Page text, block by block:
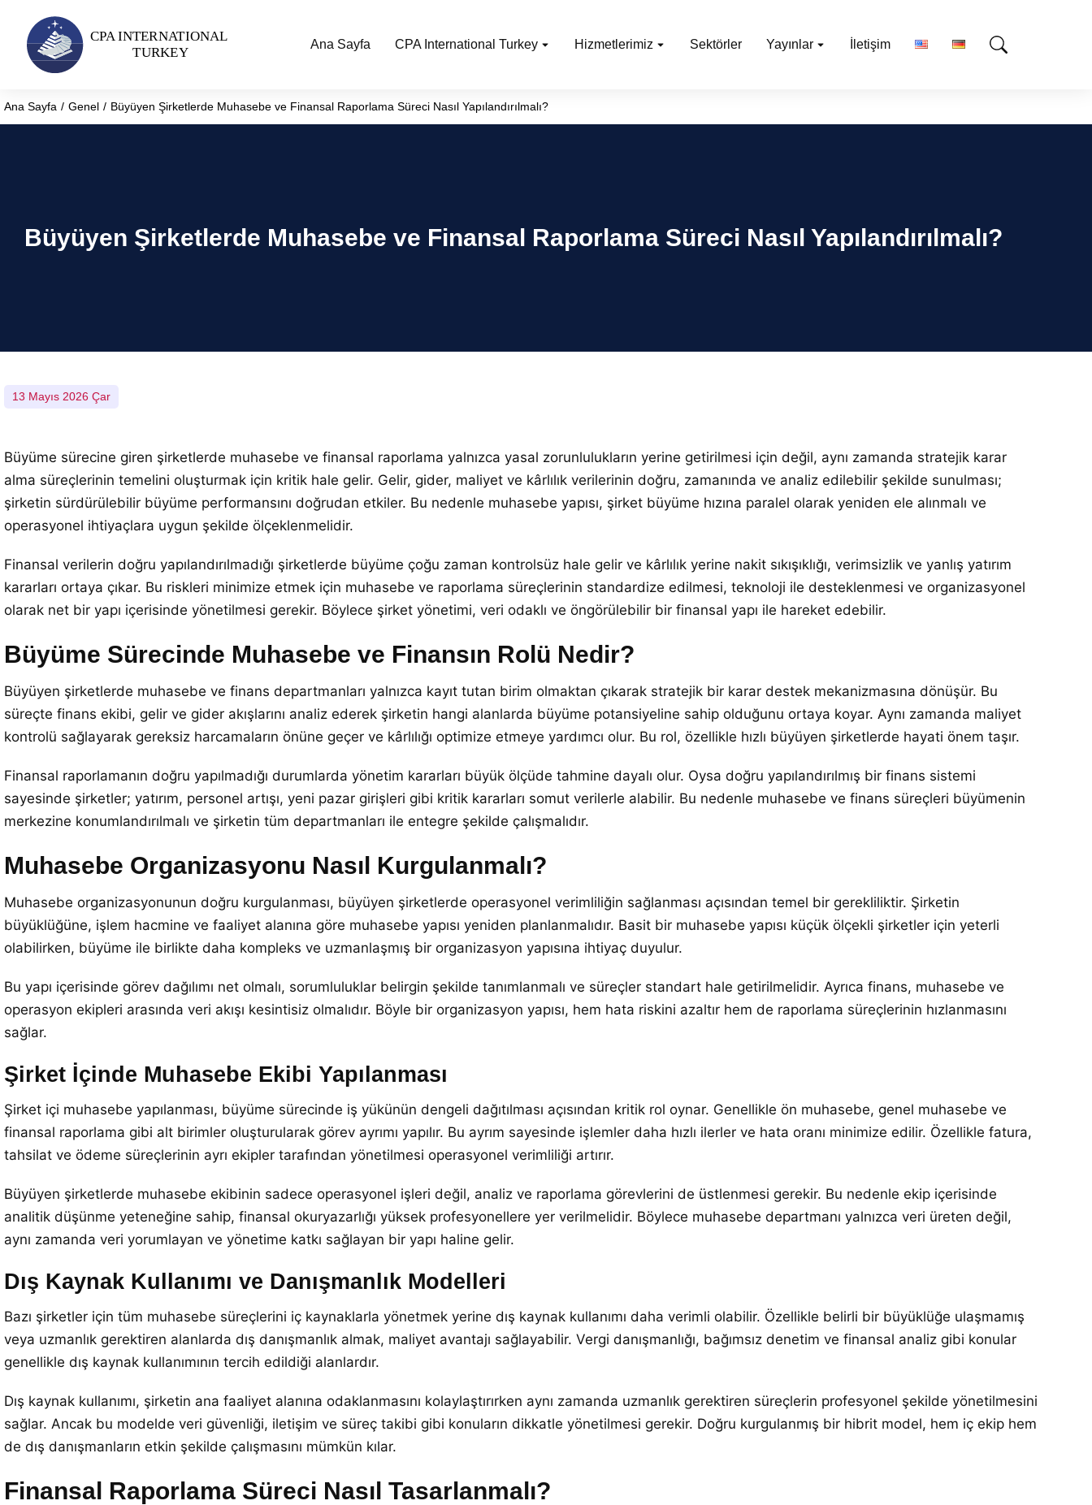
Ana Sayfa CPA International Turkey Hizmetlerimiz Sektörler Yayınlar İletişim
You are here:
Ana Sayfa Genel Büyüyen Şirketlerde Muhasebe ve Finansal Raporlama Süreci Nasıl Yapılandırılmalı?
Büyüyen Şirketlerde Muhasebe ve Finansal Raporlama Süreci Nasıl Yapılandırılmalı?
13 Mayıs 2026 Çar
Büyüme sürecine giren şirketlerde muhasebe ve finansal raporlama yalnızca yasal zorunlulukların yerine getirilmesi için değil, aynı zamanda stratejik karar
alma süreçlerinin temelini oluşturmak için kritik hale gelir. Gelir, gider, maliyet ve kârlılık verilerinin doğru, zamanında ve analiz edilebilir şekilde sunulması;
şirketin sürdürülebilir büyüme performansını doğrudan etkiler. Bu nedenle muhasebe yapısı, şirket büyüme hızına paralel olarak yeniden ele alınmalı ve
operasyonel ihtiyaçlara uygun şekilde ölçeklenmelidir.
Finansal verilerin doğru yapılandırılmadığı şirketlerde büyüme çoğu zaman kontrolsüz hale gelir ve kârlılık yerine nakit sıkışıklığı, verimsizlik ve yanlış yatırım
kararları ortaya çıkar. Bu riskleri minimize etmek için muhasebe ve raporlama süreçlerinin standardize edilmesi, teknoloji ile desteklenmesi ve organizasyonel
olarak net bir yapı içerisinde yönetilmesi gerekir. Böylece şirket yönetimi, veri odaklı ve öngörülebilir bir finansal yapı ile hareket edebilir.
Büyüme Sürecinde Muhasebe ve Finansın Rolü Nedir?
Büyüyen şirketlerde muhasebe ve finans departmanları yalnızca kayıt tutan birim olmaktan çıkarak stratejik bir karar destek mekanizmasına dönüşür. Bu
süreçte finans ekibi, gelir ve gider akışlarını analiz ederek şirketin hangi alanlarda büyüme potansiyeline sahip olduğunu ortaya koyar. Aynı zamanda maliyet
kontrolü sağlayarak gereksiz harcamaların önüne geçer ve kârlılığı optimize etmeye yardımcı olur. Bu rol, özellikle hızlı büyüyen şirketlerde hayati önem taşır.
Finansal raporlamanın doğru yapılmadığı durumlarda yönetim kararları büyük ölçüde tahmine dayalı olur. Oysa doğru yapılandırılmış bir finans sistemi
sayesinde şirketler; yatırım, personel artışı, yeni pazar girişleri gibi kritik kararları somut verilerle alabilir. Bu nedenle muhasebe ve finans süreçleri büyümenin
merkezine konumlandırılmalı ve şirketin tüm departmanları ile entegre şekilde çalışmalıdır.
Muhasebe Organizasyonu Nasıl Kurgulanmalı?
Muhasebe organizasyonunun doğru kurgulanması, büyüyen şirketlerde operasyonel verimliliğin sağlanması açısından temel bir gerekliliktir. Şirketin
büyüklüğüne, işlem hacmine ve faaliyet alanına göre muhasebe yapısı yeniden planlanmalıdır. Basit bir muhasebe yapısı küçük ölçekli şirketler için yeterli
olabilirken, büyüme ile birlikte daha kompleks ve uzmanlaşmış bir organizasyon yapısına ihtiyaç duyulur.
Bu yapı içerisinde görev dağılımı net olmalı, sorumluluklar belirgin şekilde tanımlanmalı ve süreçler standart hale getirilmelidir. Ayrıca finans, muhasebe ve
operasyon ekipleri arasında veri akışı kesintisiz olmalıdır. Böyle bir organizasyon yapısı, hem hata riskini azaltır hem de raporlama süreçlerinin hızlanmasını
sağlar.
Şirket İçinde Muhasebe Ekibi Yapılanması
Şirket içi muhasebe yapılanması, büyüme sürecinde iş yükünün dengeli dağıtılması açısından kritik rol oynar. Genellikle ön muhasebe, genel muhasebe ve
finansal raporlama gibi alt birimler oluşturularak görev ayrımı yapılır. Bu ayrım sayesinde işlemler daha hızlı ilerler ve hata oranı minimize edilir. Özellikle fatura,
tahsilat ve ödeme süreçlerinin ayrı ekipler tarafından yönetilmesi operasyonel verimliliği artırır.
Büyüyen şirketlerde muhasebe ekibinin sadece operasyonel işleri değil, analiz ve raporlama görevlerini de üstlenmesi gerekir. Bu nedenle ekip içerisinde
analitik düşünme yeteneğine sahip, finansal okuryazarlığı yüksek profesyonellere yer verilmelidir. Böylece muhasebe departmanı yalnızca veri üreten değil,
aynı zamanda veri yorumlayan ve yönetime katkı sağlayan bir yapı haline gelir.
Dış Kaynak Kullanımı ve Danışmanlık Modelleri
Bazı şirketler için tüm muhasebe süreçlerini iç kaynaklarla yönetmek yerine dış kaynak kullanımı daha verimli olabilir. Özellikle belirli bir büyüklüğe ulaşmamış
veya uzmanlık gerektiren alanlarda dış danışmanlık almak, maliyet avantajı sağlayabilir. Vergi danışmanlığı, bağımsız denetim ve finansal analiz gibi konular
genellikle dış kaynak kullanımının tercih edildiği alanlardır.
Dış kaynak kullanımı, şirketin ana faaliyet alanına odaklanmasını kolaylaştırırken aynı zamanda uzmanlık gerektiren süreçlerin profesyonel şekilde yönetilmesini
sağlar. Ancak bu modelde veri güvenliği, iletişim ve süreç takibi gibi konuların dikkatle yönetilmesi gerekir. Doğru kurgulanmış bir hibrit model, hem iç ekip hem
de dış danışmanların etkin şekilde çalışmasını mümkün kılar.
Finansal Raporlama Süreci Nasıl Tasarlanmalı?